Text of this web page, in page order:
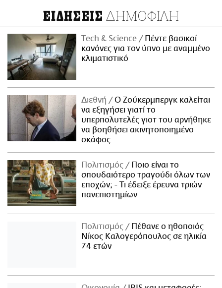
ΕΙΔΗΣΕΙΣ ΔΗΜΟΦΙΛΗ
Τech & Science
Πέντε βασικοί
κανόνες για τον ύπνο με αναμμένο
κλιματιστικό
Διεθνή
Ο Ζούκερμπεργκ καλείται
να εξηγήσει γιατί το
υπερπολυτελές γιοτ του αρνήθηκε
να βοηθήσει ακινητοποιημένο
σκάφος
Πολιτισμός
Ποιο είναι το
σπουδαιότερο τραγούδι όλων των
εποχών; - Τι έδειξε έρευνα τριών
πανεπιστημίων
Πολιτισμός
Πέθανε ο ηθοποιός
Νίκος Καλογερόπουλος σε ηλικία
74 ετών